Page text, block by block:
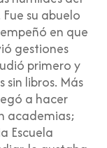
su abuelo
en que
gestiones
primero y
sin libros. Más
a hacer
academias;
Escuela